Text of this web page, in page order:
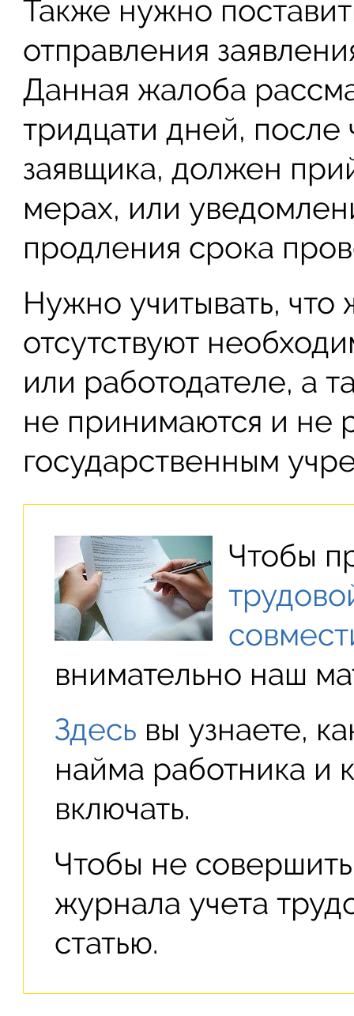
Также нужно
отправления
Данная жалоба
тридцати дней, после
заявщика, должен
мерах, или
продления срока
Нужно учитывать, что
отсутствуют
или работодателе, а
не принимаются и не
государственным
Чтобы
внимательно наш
Здесь вы узнаете,
найма работника и
включать.
Чтобы не
журнала учета
статью.